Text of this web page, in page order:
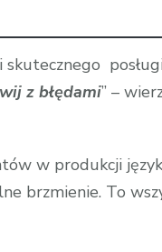
z błędami” –
w produkcji
brzmienie. To